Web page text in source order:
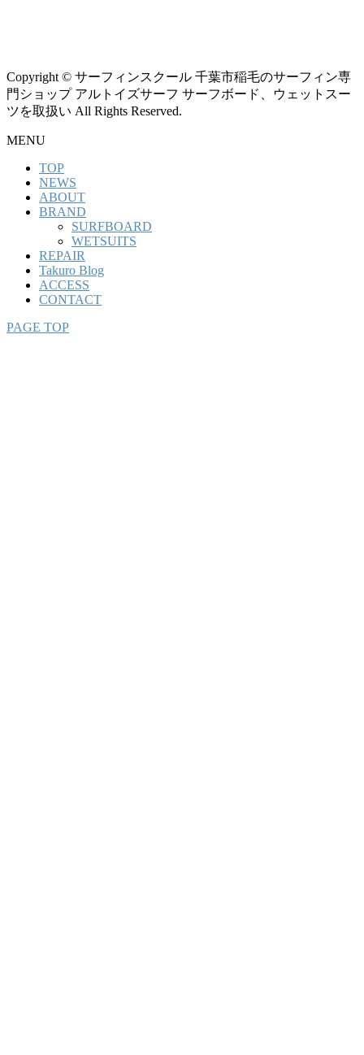
Copyright © サーフィンスクール 千葉市稲毛のサーフィン専
門ショップ アルトイズサーフ サーフボード、ウェットスー
ツを取扱い All Rights Reserved.
MENU
TOP
NEWS
ABOUT
BRAND
SURFBOARD
WETSUITS
REPAIR
Takuro Blog
ACCESS
CONTACT
PAGE TOP